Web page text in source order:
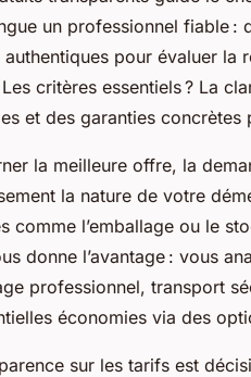
un professionnel fiable :
authentiques pour évaluer la
critères essentiels ? La
et des garanties
la meilleure offre, la
la nature de votre
comme l’emballage ou le
donne l’avantage : vous
professionnel, transport
économies via des
sur les tarifs est